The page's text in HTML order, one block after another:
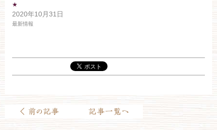
特集
★
2020年10月31日
最新情報